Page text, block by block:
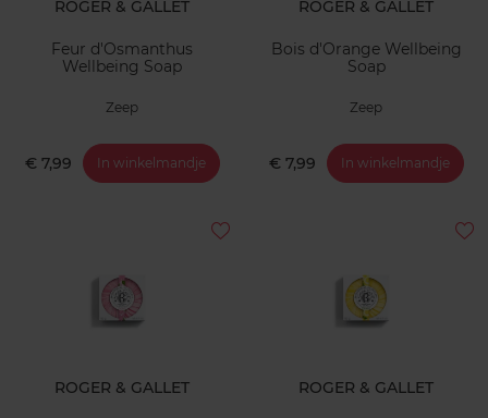
ROGER & GALLET
Feur d'Osmanthus
Wellbeing Soap
Zeep
€ 7,99 In winkelmandje
ROGER & GALLET
Bois d'Orange Wellbeing
Soap
Zeep
€ 7,99 In winkelmandje
ROGER & GALLET ROGER & GALLET